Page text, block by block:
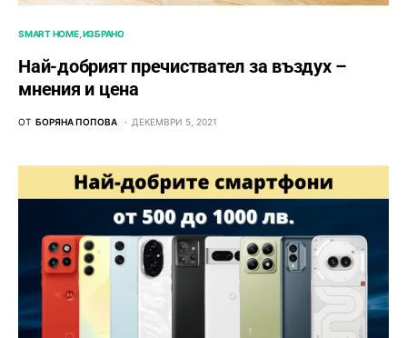
SMART HOME ИЗБРАНО
Най-добрият пречиствател за въздух –
мнения и цена
ОТ БОРЯНА ПОПОВА ДЕКЕМВРИ 5, 2021